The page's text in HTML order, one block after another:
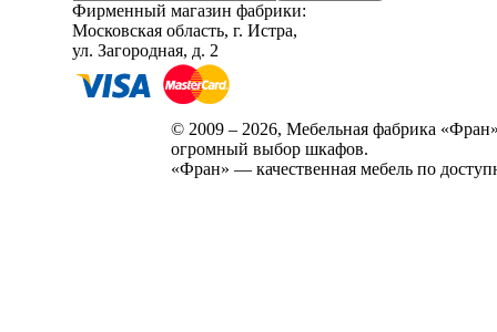
Фирменный магазин фабрики:
Московская область, г. Истра,
ул. Загородная, д. 2
© 2009 – 2026, Мебельная фабрика
огромный выбор шкафов.
«Фран» — качественная мебель по